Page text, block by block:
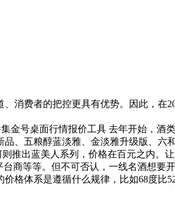
消费者的把控更具有优势。因此，在
号桌面行情报价工具 去年开始，酒
、五粮醇蓝淡雅、金淡雅升级版、六
推出蓝美人系列，价格在百元之内。
商等等。但不可否认，一线名酒想要
格体系是遵循什么规律，比如68度比